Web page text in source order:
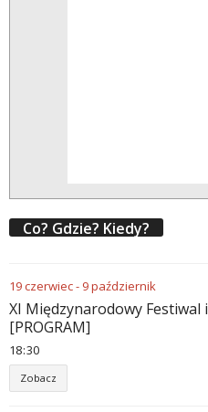
Co? Gdzie? Kiedy?
19czerwiec- 9październik
XI Międzynarodowy Festiwal
[PROGRAM]
18:30
Zobacz